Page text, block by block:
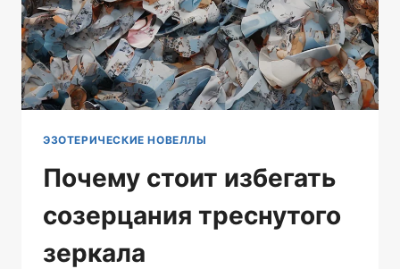
ЭЗОТЕРИЧЕСКИЕ НОВЕЛЛЫ
Почему стоит избегать
созерцания треснутого
зеркала